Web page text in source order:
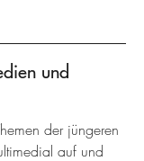
und
der jüngeren
auf und